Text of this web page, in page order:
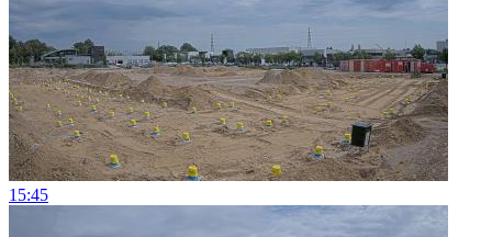
15:45